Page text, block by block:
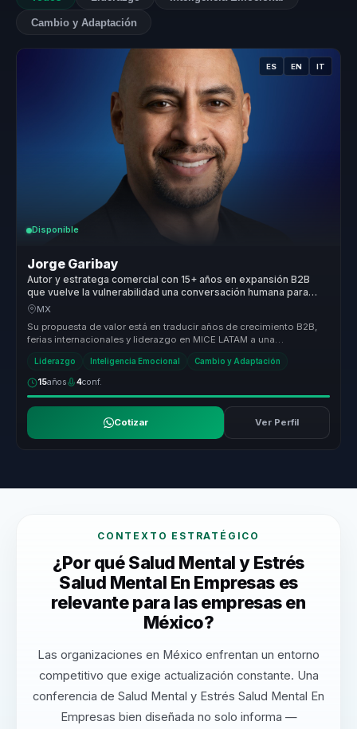
Cambio y Adaptación
ES EN IT
Disponible
Jorge Garibay
Autor y estratega comercial con 15+ años en expansión B2B
que vuelve la vulnerabilidad una conversación humana para
empresas.
MX
Su propuesta de valor está en traducir años de crecimiento B2B,
ferias internacionales y liderazgo en MICE LATAM a una
Liderazgo Inteligencia Emocional Cambio y Adaptación
15años 4conf.
Cotizar Ver Perfil
CONTEXTO ESTRATÉGICO
¿Por qué Salud Mental y Estrés
Salud Mental En Empresas es
relevante para las empresas en
México?
Las organizaciones en México enfrentan un entorno
competitivo que exige actualización constante. Una
conferencia de Salud Mental y Estrés Salud Mental En
Empresas bien diseñada no solo informa —